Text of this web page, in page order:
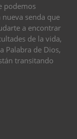
podemos
senda que
a encontrar
de la vida,
Palabra de Dios,
transitando